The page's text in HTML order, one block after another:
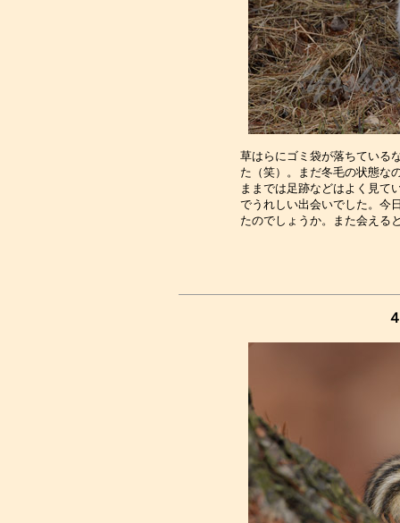
草はらにゴミ袋が落ちている
た（笑）。まだ冬毛の状態な
ままでは足跡などはよく見て
でうれしい出会いでした。今